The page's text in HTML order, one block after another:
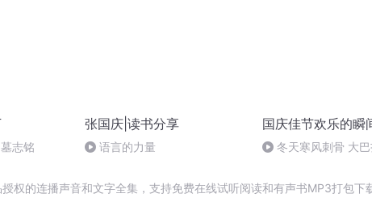
志铭
张国庆|读书分享
语言的力量
国庆佳节欢乐的瞬
冬天寒风刺骨 大巴
权的连播声音和文字全集，支持免费在线试听阅读和有声书MP3打包下